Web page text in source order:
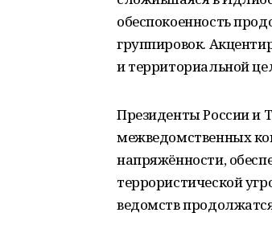
обеспокоенность
группировок.
и территориальной
Президенты России и
межведомственных
напряжённости,
террористической
ведомств